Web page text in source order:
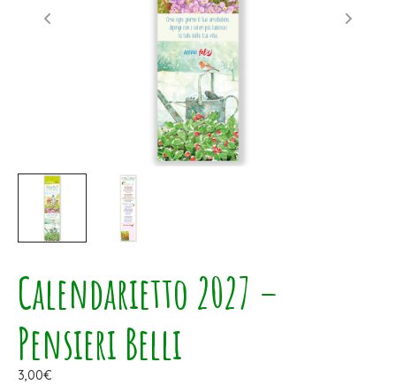
Calendarietto 2027 –
Pensieri Belli
3,00€